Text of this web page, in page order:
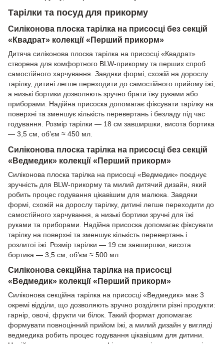
Тарілки та посуд для прикорму
Силіконова плоска тарілка на присосці без секцій
«Квадрат» колекції «Перший прикорм»
Дитяча силіконова плоска тарілка на присосці «Квадрат»
створена для комфортного BLW-прикорму та перших спроб
самостійного харчування. Завдяки формі, схожій на дорослу
тарілку, дитині легше переходити до самостійного прийому їжі,
а низькі бортики дозволяють зручно брати їжу руками або
приборами. Надійна присоска допомагає фіксувати тарілку на
поверхні та зменшує кількість перевертань і безладу під час
годування. Розмір тарілки — 18 см завширшки, висота бортика
— 3,5 см, об’єм ≈ 450 мл.
Силіконова плоска тарілка на присосці без секцій
«Ведмедик» колекції «Перший прикорм»
Силіконова плоска тарілка на присосці «Ведмедик» поєднує
зручність для BLW-прикорму та милий дитячий дизайн, який
робить процес годування цікавішим для малюка. Завдяки
формі, схожій на дорослу тарілку, дитині легше переходити до
самостійного харчування, а низькі бортики зручні для їжі
руками та приборами. Надійна присоска допомагає фіксувати
тарілку на поверхні та зменшує кількість перевертань і
розлитої їжі. Розмір тарілки — 19 см завширшки, висота
бортика — 3,5 см, об’єм ≈ 500 мл.
Силіконова секційна тарілка на присосці
«Ведмедик» колекції «Перший прикорм»
Силіконова секційна тарілка на присосці «Ведмедик» має 3
окремі відділи, що дозволяють зручно розділяти різні продукти:
гарнір, овочі, фрукти чи білок. Такий формат допомагає
формувати повноцінний прийом їжі, а милий дизайн у вигляді
ведмедика робить процес годування цікавішим для дитини.